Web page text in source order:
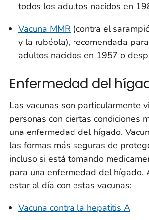
todos los adultos nacidos en
Vacuna MMR (contra el
y la rubéola), recomendada
adultos nacidos en 1957 o
Enfermedad del
Las vacunas son particularmente
personas con ciertas condiciones
una enfermedad del hígado.
las formas más seguras de
incluso si está tomando
para una enfermedad del hígado.
estar al día con estas vacunas:
Vacuna contra la hepatitis A